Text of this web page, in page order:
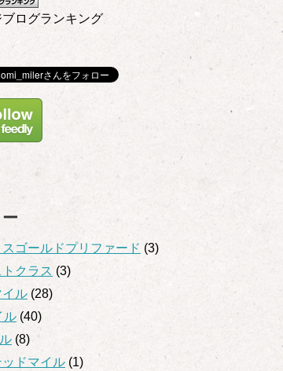
ログランキング
ゴールドプリファード (3)
クラス (3)
イル (28)
ル (40)
(8)
ドマイル (1)